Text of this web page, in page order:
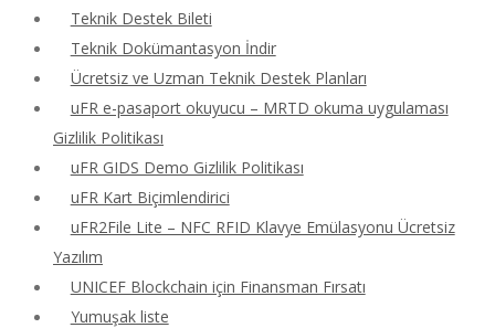
Teknik Destek Bileti
Teknik Dokümantasyon İndir
Ücretsiz ve Uzman Teknik Destek Planları
uFR e-pasaport okuyucu – MRTD okuma uygulaması
Gizlilik Politikası
uFR GIDS Demo Gizlilik Politikası
uFR Kart Biçimlendirici
uFR2File Lite – NFC RFID Klavye Emülasyonu Ücretsiz
Yazılım
UNICEF Blockchain için Finansman Fırsatı
Yumuşak liste